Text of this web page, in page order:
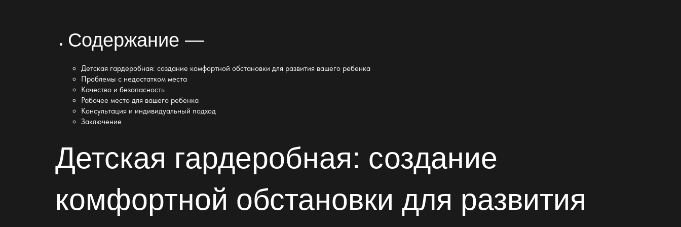
Содержание —
Детская гардеробная: создание комфортной обстановки для развития вашего ребенка
Проблемы с недостатком места
Качество и безопасность
Рабочее место для вашего ребенка
Консультация и индивидуальный подход
Заключение
Детская гардеробная: создание
комфортной обстановки для развития